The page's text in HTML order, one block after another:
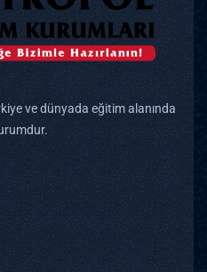
ve dünyada eğitim alanında